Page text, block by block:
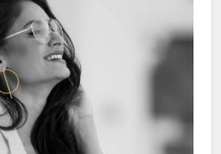
Shayari In